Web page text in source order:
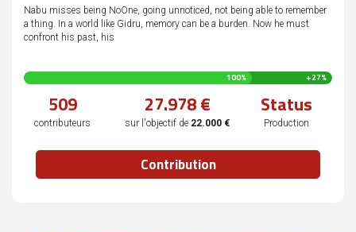
Nabu misses being NoOne, going unnoticed, not being able to remember
a thing. In a world like Gidru, memory can be a burden. Now he must
confront his past, his
127
complété
100% +27%
509
contributeurs
27.978 €
sur l'objectif de 22.000 €
Status
Production
Contribution